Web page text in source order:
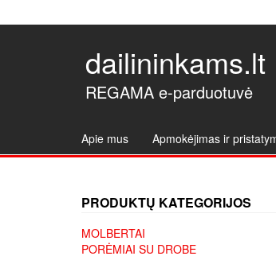
dailininkams.lt
REGAMA e-parduotuvė
Apie mus Apmokėjimas ir
PRODUKTŲ KATEGORIJOS
MOLBERTAI
PORĖMIAI SU DROBE